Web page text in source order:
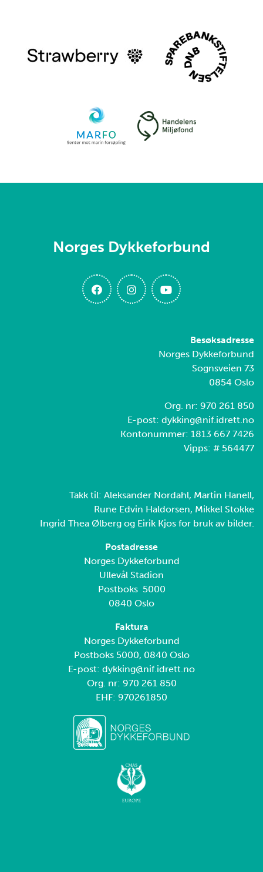
Norges Dykkeforbund
Besøksadresse
Norges Dykkeforbund
Sognsveien 73
0854 Oslo
Org. nr: 970 261 850
E-post: dykking@nif.idrett.no
Kontonummer: 1813 667 7426
Vipps: # 564477
Takk til: Aleksander Nordahl, Martin Hanell,
Rune Edvin Haldorsen, Mikkel Stokke
Ingrid Thea Ølberg og Eirik Kjos for bruk av bilder.
Postadresse
Norges Dykkeforbund
Ullevål Stadion
Postboks 5000
0840 Oslo
Faktura
Norges Dykkeforbund
Postboks 5000, 0840 Oslo
E-post: dykking@nif.idrett.no
Org. nr: 970 261 850
EHF: 970261850